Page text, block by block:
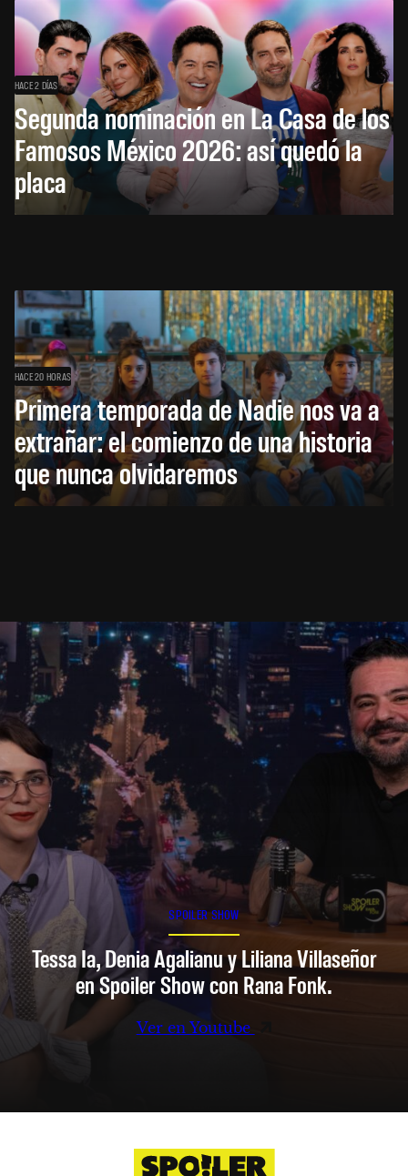
HACE 2 DÍAS
Segunda nominación en La Casa de los
Famosos México 2026: así quedó la
placa
HACE 20 HORAS
Primera temporada de Nadie nos va a
extrañar: el comienzo de una historia
que nunca olvidaremos
SPOILER SHOW
Tessa Ia, Denia Agalianu y Liliana Villaseñor
en Spoiler Show con Rana Fonk.
Ver en Youtube